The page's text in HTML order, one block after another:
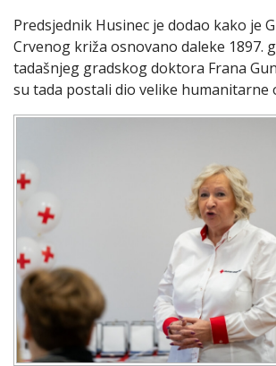
Predsjednik Husinec je dodao kako je
Crvenog križa osnovano daleke 1897.
tadašnjeg gradskog doktora Frana
su tada postali dio velike humanitarne